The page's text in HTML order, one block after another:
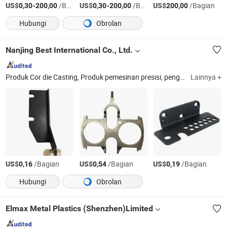
US$0,30-200,00/Bagian US$0,30-200,00/Bagian US$200,00/Bagian
Hubungi
Obrolan
Nanjing Best International Co., Ltd.
Produk Cor die Casting, Produk pemesinan presisi, pengecoran, suku Cadang Stamping, Pipa, dan fitting, Baja, pengerjaan baja cetak, pengerjaan dengan mesin, baja cetak, cetakan mati Lainnya +
US$0,16/Bagian US$0,54/Bagian US$0,19/Bagian
Hubungi
Obrolan
Elmax Metal Plastics (Shenzhen)Limited